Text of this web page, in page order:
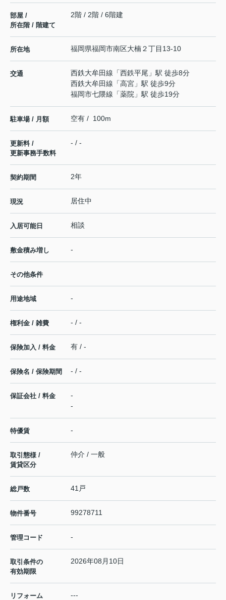
部屋 /
所在階 / 階建て
2階 / 2階 / 6階建
所在地 福岡県福岡市南区大楠２丁目13-10
交通 西鉄大牟田線 「西鉄平尾 」駅 徒歩8分
西鉄大牟田線 「高宮 」駅 徒歩9分
福岡市七隈線 「薬院 」駅 徒歩19分
駐車場 / 月額 空有 / 100m
更新料 /
更新事務手数料
- / -
契約期間 2年
現況 居住中
入居可能日 相談
敷金積み増し -
その他条件
用途地域 -
権利金 / 雑費 - / -
保険加入 / 料金 有 / -
保険名 / 保険期間 - / -
保証会社 / 料金
-
-
特優賃 -
取引態様 /
賃貸区分
仲介 / 一般
総戸数 41戸
物件番号 99278711
管理コード -
取引条件の
有効期限
2026年08月10日
リフォーム ---